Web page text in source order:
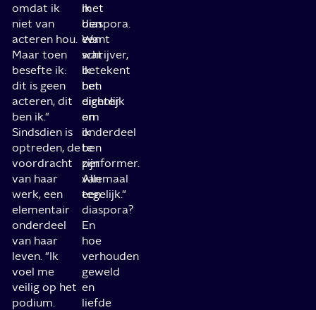
omdat ik
niet van
acteren hou.
Maar toen
besefte ik:
dit is geen
acteren, dit
ben ik."
Sindsdien is
optreden, de
voordracht
van haar
werk, een
elementair
onderdeel
van haar
leven. "Ik
voel me
veilig op het
podium.
Ik
ben
een
schrijver,
ik
ben
dichter
en
ik
ben
performer.
Allemaal
tegelijk."
met
diaspora.
Want
wat
betekent
het
eigenlijk
om
onderdeel
te
zijn
van
een
diaspora?
En
hoe
verhouden
geweld
en
liefde